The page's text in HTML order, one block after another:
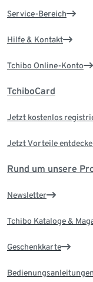
Service-Bereich
Hilfe & Kontakt
Tchibo Online-Konto
TchiboCard
Jetzt kostenlos
Jetzt Vorteile
Rund um unsere
Newsletter
Tchibo Kataloge &
Geschenkkarte
Bedienungsanleitungen